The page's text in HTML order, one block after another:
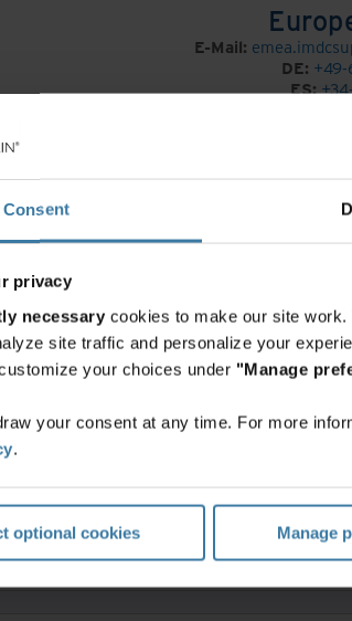
Consent
privacy
necessary cookies to make our site
site traffic and personalize your
your choices under "Manage
your consent at any time. For more
.
optional cookies Manage
E-Mail:
DE:
ES:
Wir
Füllen Sie dieses Formular aus und wir
Angebot